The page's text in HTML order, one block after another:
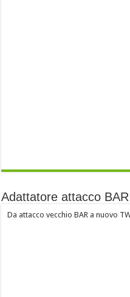
Adattatore attacco
Da attacco vecchio BAR a nuovo